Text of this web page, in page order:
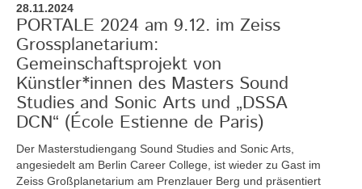
28.11.2024
PORTALE 2024 am 9.12. im Zeiss
Grossplanetarium:
Gemeinschaftsprojekt von
Künstler*innen des Masters Sound
Studies and Sonic Arts und „DSSA
DCN“ (École Estienne de Paris)
Der Masterstudiengang Sound Studies and Sonic Arts,
angesiedelt am Berlin Career College, ist wieder zu Gast im
Zeiss Großplanetarium am Prenzlauer Berg und präsentiert